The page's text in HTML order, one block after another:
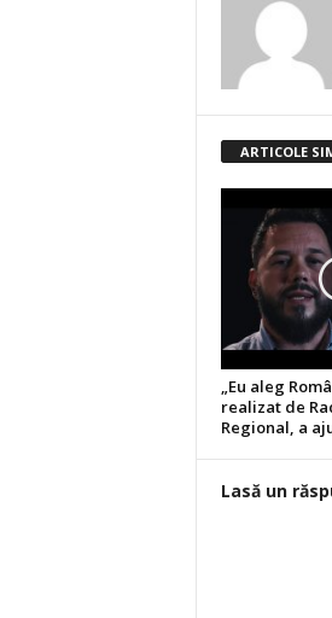
ARTICOLE
„Eu aleg
realizat de
Regional, a
Lasă un